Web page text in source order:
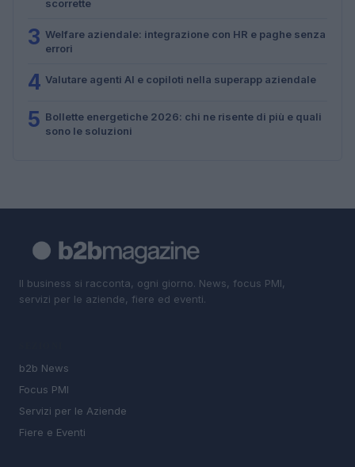
scorrette
3 Welfare aziendale: integrazione con HR e paghe senza
errori
4 Valutare agenti AI e copiloti nella superapp aziendale
5 Bollette energetiche 2026: chi ne risente di più e quali
sono le soluzioni
Il business si racconta, ogni giorno. News, focus PMI,
servizi per le aziende, fiere ed eventi.
b2b News
Focus PMI
Servizi per le Aziende
Fiere e Eventi